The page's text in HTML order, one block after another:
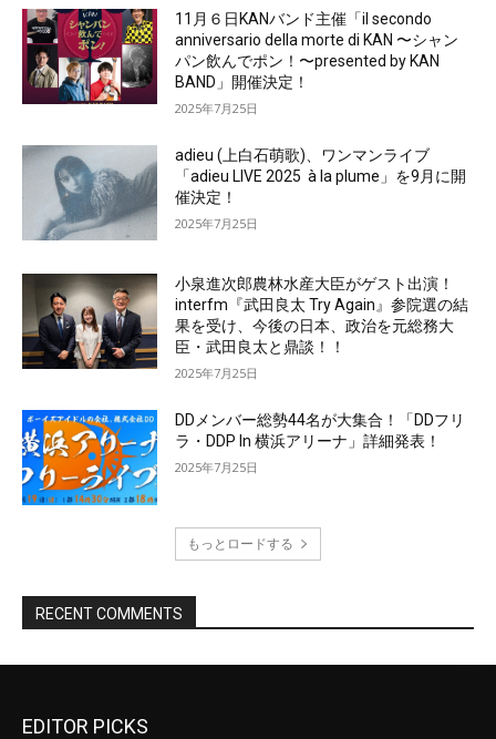
EDITOR PICKS